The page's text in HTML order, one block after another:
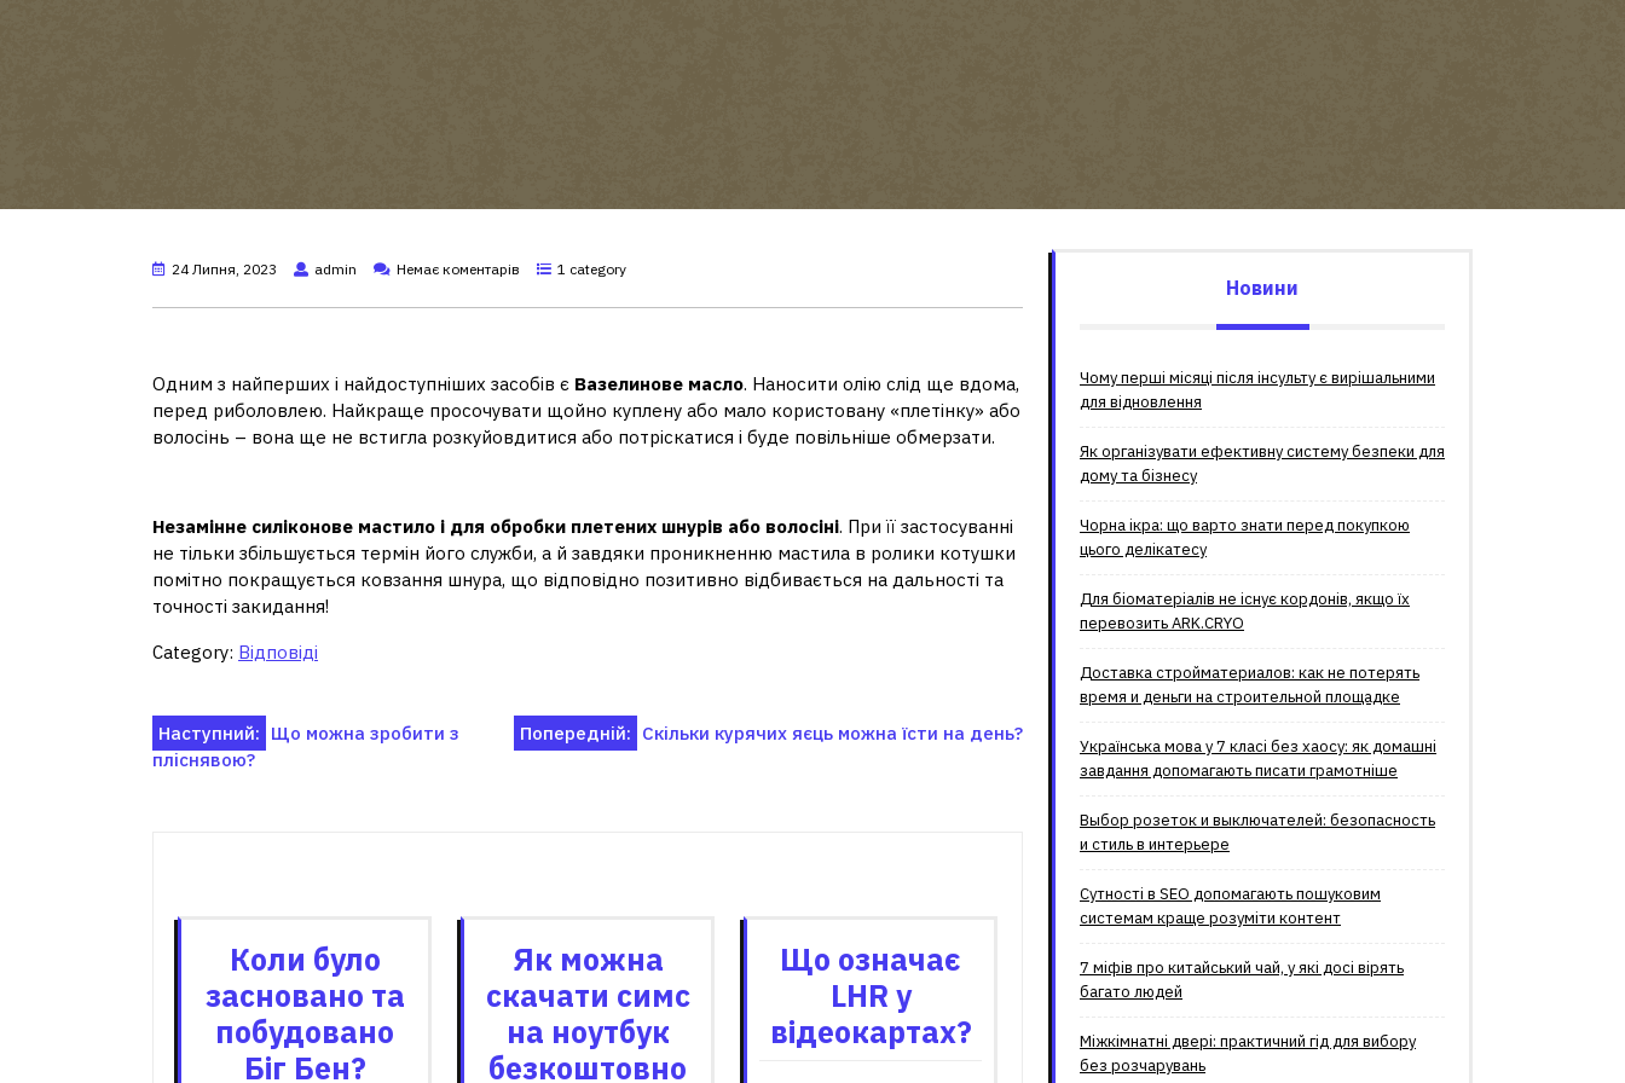
24 Липня, 2023 admin Немає коментарів 1 category
Одним з найперших і найдоступніших засобів є Вазелинове масло. Наносити олію слід ще вдома,
перед риболовлею. Найкраще просочувати щойно куплену або мало користовану «плетінку» або
волосінь – вона ще не встигла розкуйовдитися або потріскатися і буде повільніше обмерзати.
Незамінне силіконове мастило і для обробки плетених шнурів або волосіні. При її застосуванні
не тільки збільшується термін його служби, а й завдяки проникненню мастила в ролики котушки
помітно покращується ковзання шнура, що відповідно позитивно відбивається на дальності та
точності закидання!
Category: Відповіді
Навігація
Попередній: Скільки курячих яєць можна їсти на день?
Наступний: Що можна зробити з
пліснявою?
Коли було
засновано та
побудовано
Біг Бен?
Як можна
скачати симс
на ноутбук
безкоштовно
Що означає
LHR у
відеокартах?
Новини
Чому перші місяці після інсульту є вирішальними
для відновлення
Як організувати ефективну систему безпеки для
дому та бізнесу
Чорна ікра: що варто знати перед покупкою
цього делікатесу
Для біоматеріалів не існує кордонів, якщо їх
перевозить ARK.CRYO
Доставка стройматериалов: как не потерять
время и деньги на строительной площадке
Українська мова у 7 класі без хаосу: як домашні
завдання допомагають писати грамотніше
Выбор розеток и выключателей: безопасность
и стиль в интерьере
Сутності в SEO допомагають пошуковим
системам краще розуміти контент
7 міфів про китайський чай, у які досі вірять
багато людей
Міжкімнатні двері: практичний гід для вибору
без розчарувань